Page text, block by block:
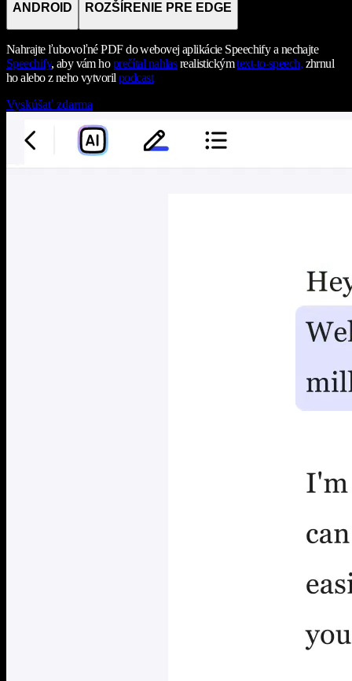
ANDROID ROZŠÍRENIE PRE EDGE
Nahrajte ľubovoľné PDF do webovej aplikácie Speechify a nechajte
Speechify, aby vám hoprečítal nahlasrealistickýmtext-to-speech, zhrnul
ho alebo z neho vytvorilpodcast
Vyskúšať zdarma